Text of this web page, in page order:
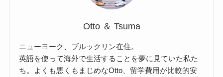
Otto ＆ Tsuma
ニューヨーク、ブルックリン在住。
英語を使って海外で生活することを夢に見ていた私た
ち。よくも悪くもまじめなOtto、留学費用が比較的安